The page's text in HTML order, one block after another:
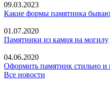
09.03.2023
Какие формы памятника
01.07.2020
Памятники из камня на могилу
04.06.2020
Оформить памятник стильно
Все новости